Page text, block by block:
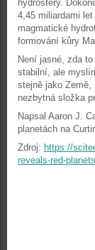
hydrosféry.
4,45 miliardami
magmatické
formování kůry
Není jasné, zda
stabilní, ale
stejně jako
nezbytná složka
Napsal Aaron J.
planetách na
Zdroj: https://
reveals-red-